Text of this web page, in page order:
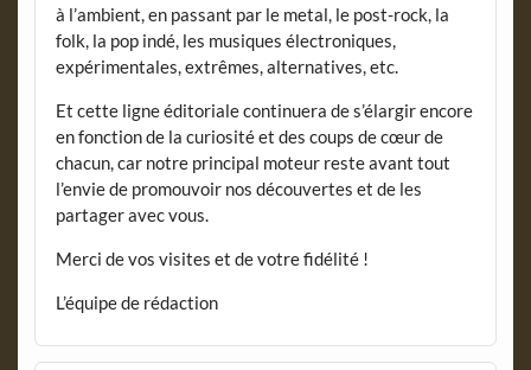
à l’ambient, en passant par le metal, le post-rock, la
folk, la pop indé, les musiques électroniques,
expérimentales, extrêmes, alternatives, etc.
Et cette ligne éditoriale continuera de s’élargir encore
en fonction de la curiosité et des coups de cœur de
chacun, car notre principal moteur reste avant tout
l’envie de promouvoir nos découvertes et de les
partager avec vous.
Merci de vos visites et de votre fidélité !
L’équipe de rédaction